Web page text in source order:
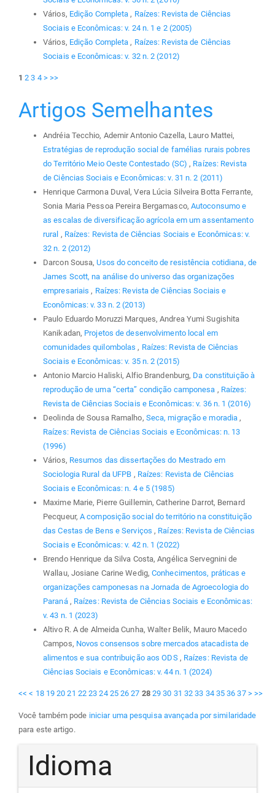
Vários, Edição Completa, Raízes: Revista de Ciências
Sociais e Econômicas: v. 24 n. 1 e 2 (2005)
Vários, Edição Completa, Raízes: Revista de Ciências
Sociais e Econômicas: v. 32 n. 2 (2012)
1 2 3 4 > >>
Artigos Semelhantes
Andréia Tecchio, Ademir Antonio Cazella, Lauro Mattei,
Estratégias de reprodução social de famélias rurais pobres
do Território Meio Oeste Contestado (SC), Raízes: Revista
de Ciências Sociais e Econômicas: v. 31 n. 2 (2011)
Henrique Carmona Duval, Vera Lúcia Silveira Botta Ferrante,
Sonia Maria Pessoa Pereira Bergamasco, Autoconsumo e
as escalas de diversificação agrícola em um assentamento
rural , Raízes: Revista de Ciências Sociais e Econômicas: v.
32 n. 2 (2012)
Darcon Sousa,Usos do conceito de resistência cotidiana, de
James Scott, na análise do universo das organizações
empresariais, Raízes: Revista de Ciências Sociais e
Econômicas: v. 33 n. 2 (2013)
Paulo Eduardo Moruzzi Marques, Andrea Yumi Sugishita
Kanikadan, Projetos de desenvolvimento local em
comunidades quilombolas, Raízes: Revista de Ciências
Sociais e Econômicas: v. 35 n. 2 (2015)
Antonio Marcio Haliski, Alfio Brandenburg, Da constituição à
reprodução de uma “certa” condição camponesa , Raízes:
Revista de Ciências Sociais e Econômicas: v. 36 n. 1 (2016)
Deolinda de Sousa Ramalho, Seca, migração e moradia,
Raízes: Revista de Ciências Sociais e Econômicas: n. 13
(1996)
Vários, Resumos das dissertações do Mestrado em
Sociologia Rural da UFPB , Raízes: Revista de Ciências
Sociais e Econômicas: n. 4 e 5 (1985)
Maxime Marie, Pierre Guillemin, Catherine Darrot, Bernard
Pecqueur, A composição social do território na constituição
das Cestas de Bens e Serviços, Raízes: Revista de Ciências
Sociais e Econômicas: v. 42 n. 1 (2022)
Brendo Henrique da Silva Costa, Angélica Servegnini de
Wallau, Josiane Carine Wedig,Conhecimentos, práticas e
organizações camponesas na Jornada de Agroecologia do
Paraná , Raízes: Revista de Ciências Sociais e Econômicas:
v. 43 n. 1 (2023)
Altivo R. A de Almeida Cunha, Walter Belik, Mauro Macedo
Campos, Novos consensos sobre mercados atacadista de
alimentos e sua contribuição aos ODS , Raízes: Revista de
Ciências Sociais e Econômicas: v. 44 n. 1 (2024)
<< < 18 19 20 21 22 23 24 25 26 27 28 29 30 31 32 33 34 35 36 37 > >>
Você também pode iniciar uma pesquisa avançada por similaridade
para este artigo.
Idioma